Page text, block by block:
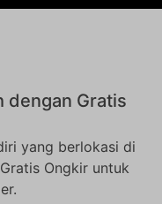
dengan Gratis
yang berlokasi di
Ongkir untuk